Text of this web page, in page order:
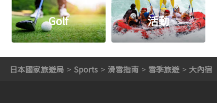
Golf 活動
日本國家旅遊局 Sports 滑雪指南 雪季旅遊 大內宿